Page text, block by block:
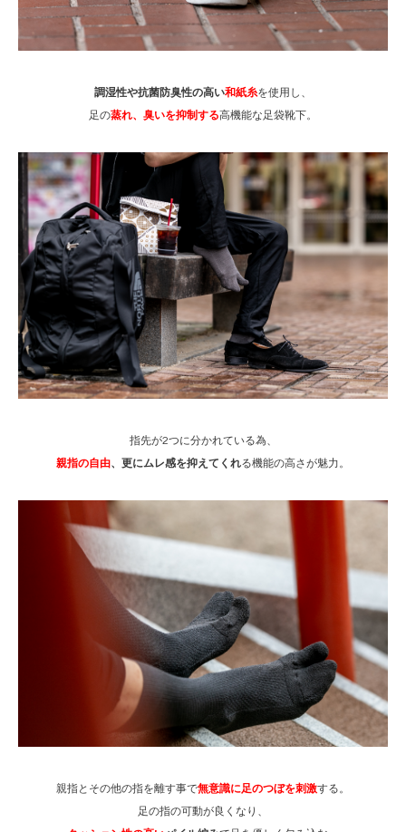
調湿性や抗菌防臭性の高い和紙糸を使用し、
足の蒸れ、臭いを抑制する高機能な足袋靴下。
指先が2つに分かれている為、
親指の自由、更にムレ感を抑えてくれる機能の高さが魅力。
親指とその他の指を離す事で無意識に足のつぼを刺激する。
足の指の可動が良くなり、